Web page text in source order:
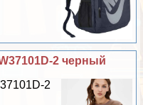
2 черный
2